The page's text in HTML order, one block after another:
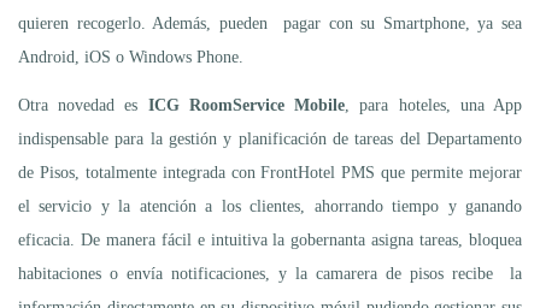
quieren recogerlo. Además, pueden pagar con su Smartphone, ya sea
Android, iOS o Windows Phone.
Otra novedad es ICG RoomService Mobile , para hoteles, una App
indispensable para la gestión y planificación de tareas del Departamento
de Pisos, totalmente integrada con FrontHotel PMS que permite mejorar
el servicio y la atención a los clientes, ahorrando tiempo y ganando
eficacia. De manera fácil e intuitiva la gobernanta asigna tareas, bloquea
habitaciones o envía notificaciones, y la camarera de pisos recibe la